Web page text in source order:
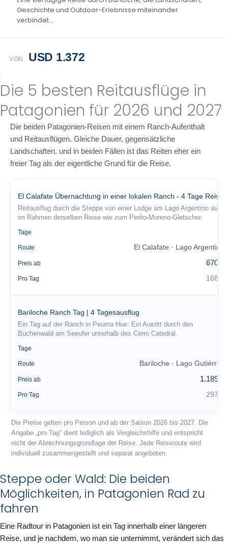
Geschichte und Outdoor-Erlebnisse miteinander
verbindet....
VON USD 1.372
Die 5 besten Reitausflüge in
Patagonien für 2026 und 2027
Die beiden Patagonien-Reisen mit einem Ranch-Aufenthalt
und Reitausflügen. Gleiche Dauer, gegensätzliche
Landschaften, und in beiden Fällen ist das Reiten eher ein
freier Tag als der eigentliche Grund für die Reise.
El Calafate Übernachtung in einer lokalen Ranch - 4 Tage Reise
Reitausflug durch die Steppe von einer Lodge am Lago Argentino aus,
im Rahmen derselben Reise wie zum Perito-Moreno-Gletscher.
Tage
Route El Calafate · Lago Argentino
Preis ab 670 €
Pro Tag 168 €
Bariloche Ranch Tag | 4 Tagesausflug
Ein Tag auf der Ranch in Peuma Hue: Ein Ausritt durch den
Buchenwald am Seeufer unterhalb des Cerro Catedral.
Tage
Route Bariloche · Lago Gutiérrez
Preis ab 1.189 €
Pro Tag 297 €
Die Preise gelten pro Person und ab der Saison 2026 bis 2027. Die
Angabe „pro Tag“ dient lediglich als Vergleichshilfe und entspricht
nicht der Abrechnungsgrundlage der Reise. Jede Reiseroute wird
individuell zusammengestellt und separat angeboten.
Steppe oder Wald: Die beiden
Möglichkeiten, in Patagonien Rad zu
fahren
Eine Radtour in Patagonien ist ein Tag innerhalb einer längeren
Reise, und je nachdem, wo man sie unternimmt, verändert sich das